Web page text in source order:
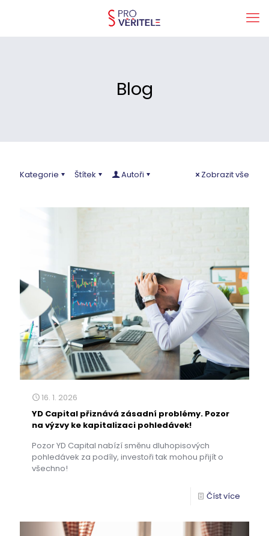
Blog
Kategorie Štítek Autoři Zobrazit vše
16. 1. 2026
YD Capital přiznává zásadní problémy. Pozor
na výzvy ke kapitalizaci pohledávek!
Pozor YD Capital nabízí směnu dluhopisových
pohledávek za podíly, investoři tak mohou přijít o
všechno!
Číst více